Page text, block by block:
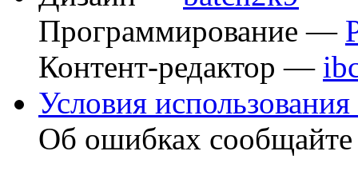
Программирование —
Контент-редактор —
Условия использования
Об ошибках